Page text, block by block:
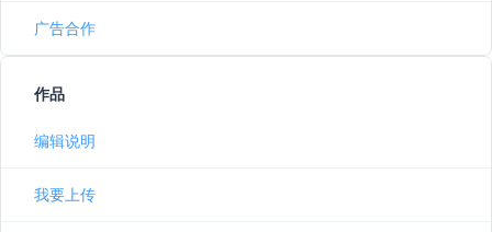
广告合作
作品
编辑说明
我要上传